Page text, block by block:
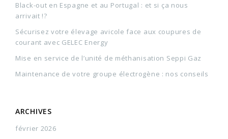
Black-out en Espagne et au Portugal : et si ça nous
arrivait !?
Sécurisez votre élevage avicole face aux coupures de
courant avec GELEC Energy
Mise en service de l’unité de méthanisation Seppi Gaz
Maintenance de votre groupe électrogène : nos conseils
ARCHIVES
février 2026